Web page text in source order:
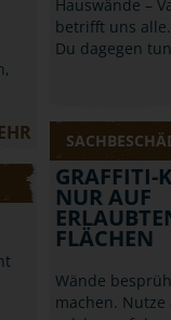
Hauswände –
betrifft uns
Du dagegen
GRAFFITI-
NUR AUF
FLÄCHEN
Wände
machen.